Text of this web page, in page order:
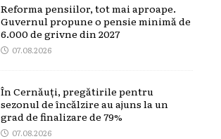
Reforma pensiilor, tot mai aproape.
Guvernul propune o pensie minimă de
6.000 de grivne din 2027
07.08.2026
În Cernăuți, pregătirile pentru
sezonul de încălzire au ajuns la un
grad de finalizare de 79%
07.08.2026